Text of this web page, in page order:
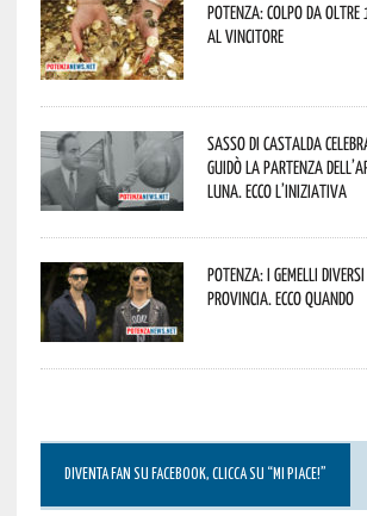
Potenza: colpo da oltre
al vincitore
Sasso di Castalda
guidò la partenza
Luna. Ecco l’iniziativa
Potenza: i Gemelli
provincia. Ecco quando
DIVENTA FAN SU FACEBOOK, CLICCA SU “MI PIACE!”